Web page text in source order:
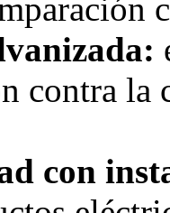
contra la
con